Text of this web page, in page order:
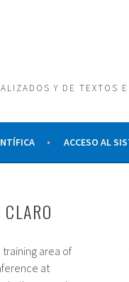
Y DE TEXTOS
ACCESO AL
area of
at